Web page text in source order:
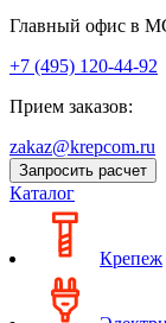
Главный офис в
+7 (495) 120-44-92
Прием заказов:
zakaz@krepcom.ru
Запросить расчет
Каталог
Крепеж